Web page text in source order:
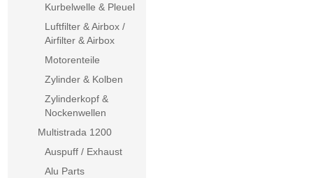
Kurbelwelle & Pleuel
Luftfilter & Airbox /
Airfilter & Airbox
Motorenteile
Zylinder & Kolben
Zylinderkopf &
Nockenwellen
Multistrada 1200
Auspuff / Exhaust
Alu Parts